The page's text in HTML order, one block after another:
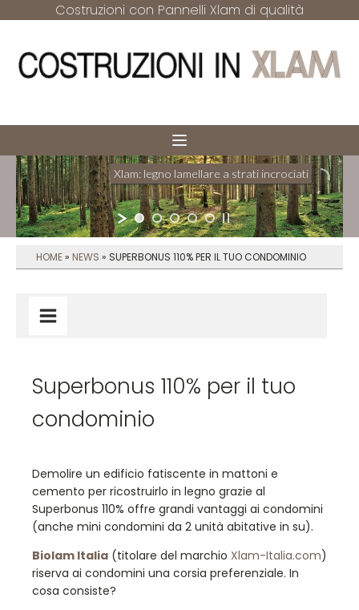
Costruzioni con Pannelli Xlam di qualità
Xlam: legno lamellare a strati incrociati
Il sistema strutturale per pareti e solai
HOME» NEWS » SUPERBONUS 110% PER IL TUO CONDOMINIO
Superbonus 110% per il tuo
condominio
Demolire un edificio fatiscente in mattoni e
cemento per ricostruirlo in legno grazie al
Superbonus 110% offre grandi vantaggi ai condomini
(anche mini condomini da 2 unità abitative in su).
Biolam Italia (titolare del marchio Xlam-Italia.com)
riserva ai condomini una corsia preferenziale. In
cosa consiste?